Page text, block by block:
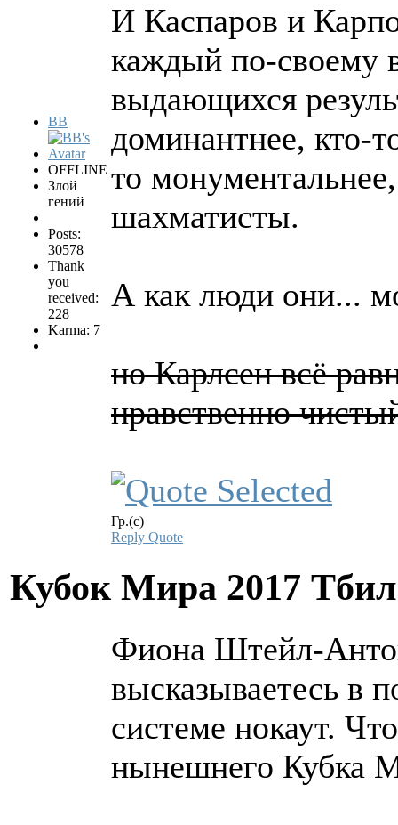
BB
OFFLINE
Злой
гений
Posts:
30578
Thank
you
received:
228
Karma: 7
И Каспаров и
каждый по-своему
выдающихся
доминантнее, кто-
то
шахматисты.
А как люди они...
но Карлсен всё
нравственно
Гр.(с)
Reply Quote
Кубок Мира 2017
Фиона Штейл-
высказываетесь в
системе нокаут.
нынешнего Кубка